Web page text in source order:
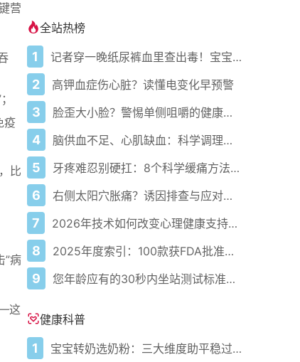
营
疫
比
”病
这
全站热榜
1 记者穿一晚纸尿裤血里查出毒！宝宝血液浓度竟是成人的5倍？
2 高钾血症伤心脏？读懂电变化早预警
3 脸歪大小脸？警惕单侧咀嚼的健康陷阱
4 脑供血不足、心肌缺血：科学调理全攻略
5 牙疼难忍别硬扛：8个科学缓痛方法收好
6 右侧太阳穴胀痛？诱因排查与应对指南
7 2026年技术如何改变心理健康支持的获取方式
8 2025年度索引：100款获FDA批准的AI驱动医疗设备
9 您年龄应有的30秒内坐站测试标准次数
健康科普
1 宝宝转奶选奶粉：三大维度助平稳过渡